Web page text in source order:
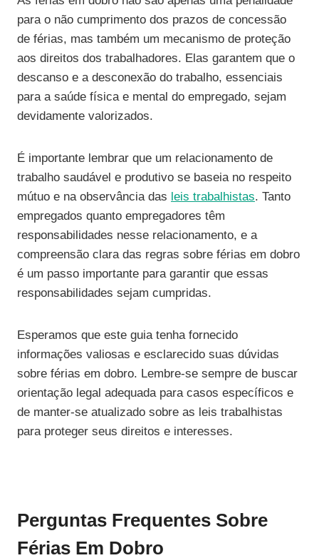
para o não cumprimento dos prazos de concessão
de férias, mas também um mecanismo de proteção
aos direitos dos trabalhadores. Elas garantem que o
descanso e a desconexão do trabalho, essenciais
para a saúde física e mental do empregado, sejam
devidamente valorizados.
É importante lembrar que um relacionamento de
trabalho saudável e produtivo se baseia no respeito
mútuo e na observância das leis trabalhistas. Tanto
empregados quanto empregadores têm
responsabilidades nesse relacionamento, e a
compreensão clara das regras sobre férias em dobro
é um passo importante para garantir que essas
responsabilidades sejam cumpridas.
Esperamos que este guia tenha fornecido
informações valiosas e esclarecido suas dúvidas
sobre férias em dobro. Lembre-se sempre de buscar
orientação legal adequada para casos específicos e
de manter-se atualizado sobre as leis trabalhistas
para proteger seus direitos e interesses.
Perguntas Frequentes Sobre
Férias Em Dobro